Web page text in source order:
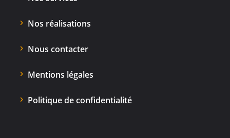
Nos réalisations
Nous contacter
Mentions légales
Politique de confidentialité